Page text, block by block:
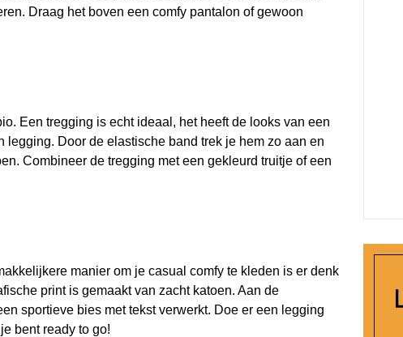
Draag het boven een comfy pantalon of gewoon
Een tregging is echt ideaal, het heeft de looks van een
legging. Door de elastische band trek je hem zo aan en
Combineer de tregging met een gekleurd truitje of een
manier om je casual comfy te kleden is er denk
print is gemaakt van zacht katoen. Aan de
sportieve bies met tekst verwerkt. Doe er een legging
bent ready to go!